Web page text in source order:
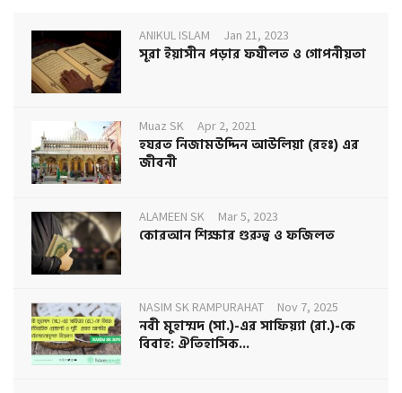
ANIKUL ISLAM Jan 21, 2023
সূরা ইয়াসীন পড়ার ফযীলত ও গোপনীয়তা
Muaz SK Apr 2, 2021
হযরত নিজামউদ্দিন আউলিয়া (রহঃ) এর
জীবনী
ALAMEEN SK Mar 5, 2023
কোরআন শিক্ষার গুরুত্ব ও ফজিলত
NASIM SK RAMPURAHAT Nov 7, 2025
নবী মুহাম্মদ (সা.)-এর সাফিয়্যা (রা.)-কে
বিবাহ: ঐতিহাসিক...